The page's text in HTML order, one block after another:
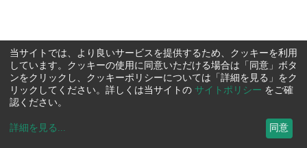
当サイトでは、より良いサービスを提供するため、クッキーを利用
しています。クッキーの使用に同意いただける場合は「同意」ボタ
ンをクリックし、クッキーポリシーについては「詳細を見る」をク
リックしてください。詳しくは当サイトの サイトポリシー をご確
認ください。
詳細を見る ... 同意